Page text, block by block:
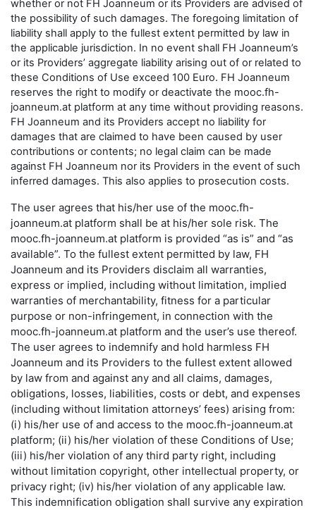
whether or not FH Joanneum or its Providers are advised of
the possibility of such damages. The foregoing limitation of
liability shall apply to the fullest extent permitted by law in
the applicable jurisdiction. In no event shall FH Joanneum’s
or its Providers’ aggregate liability arising out of or related to
these Conditions of Use exceed 100 Euro. FH Joanneum
reserves the right to modify or deactivate the mooc.fh-
joanneum.at platform at any time without providing reasons.
FH Joanneum and its Providers accept no liability for
damages that are claimed to have been caused by user
contributions or contents; no legal claim can be made
against FH Joanneum nor its Providers in the event of such
inferred damages. This also applies to prosecution costs.
The user agrees that his/her use of the mooc.fh-
joanneum.at platform shall be at his/her sole risk. The
mooc.fh-joanneum.at platform is provided “as is” and “as
available”. To the fullest extent permitted by law, FH
Joanneum and its Providers disclaim all warranties,
express or implied, including without limitation, implied
warranties of merchantability, fitness for a particular
purpose or non-infringement, in connection with the
mooc.fh-joanneum.at platform and the user’s use thereof.
The user agrees to indemnify and hold harmless FH
Joanneum and its Providers to the fullest extent allowed
by law from and against any and all claims, damages,
obligations, losses, liabilities, costs or debt, and expenses
(including without limitation attorneys’ fees) arising from:
(i) his/her use of and access to the mooc.fh-joanneum.at
platform; (ii) his/her violation of these Conditions of Use;
(iii) his/her violation of any third party right, including
without limitation copyright, other intellectual property, or
privacy right; (iv) his/her violation of any applicable law.
This indemnification obligation shall survive any expiration